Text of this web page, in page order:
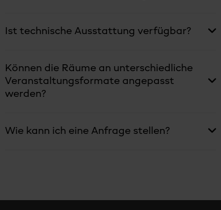
Ist technische Ausstattung verfügbar?
Können die Räume an unterschiedliche
Veranstaltungsformate angepasst
werden?
Wie kann ich eine Anfrage stellen?